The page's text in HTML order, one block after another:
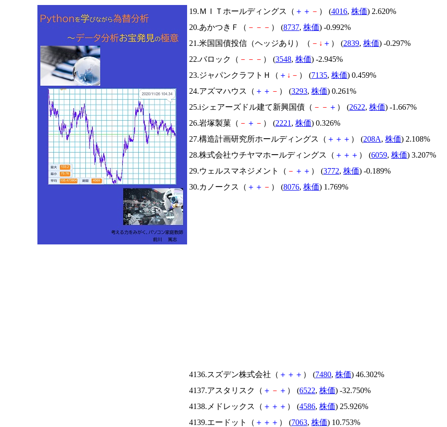
19.ＭＩＴホールディングス（ ＋ ＋ － ） (4016, 株価) 2.620%
20.あかつきＦ（ － － － ） (8737, 株価) -0.992%
21.米国国債投信（ヘッジあり）（ － ↓ ＋ ） (2839, 株価) -0.297%
22.バロック（ － － － ） (3548, 株価) -2.945%
23.ジャパンクラフトＨ（ ＋ ↓ － ） (7135, 株価) 0.459%
24.アズマハウス（ ＋ ＋ － ） (3293, 株価) 0.261%
25.iシェアーズドル建て新興国債（ － － ＋ ） (2622, 株価) -1.667%
26.岩塚製菓（ － ＋ － ） (2221 , 株価) 0.326%
27.構造計画研究所ホールディングス（ ＋ ＋ ＋ ） (208A, 株価) 2.108%
28.株式会社ウチヤマホールディングス（ ＋ ＋ ＋ ） (6059, 株価) 3.207%
29.ウェルスマネジメント（ － ＋ ＋ ） (3772, 株価) -0.189%
30.カノークス（ ＋ ＋ － ） (8076, 株価) 1.769%
4136.スズデン株式会社（ ＋ ＋ ＋ ） (7480, 株価) 46.302%
4137.アスタリスク（ ＋ － ＋ ） (6522, 株価) -32.750%
4138.メドレックス（ ＋ ＋ ＋ ） (4586, 株価) 25.926%
4139.エードット（ ＋ ＋ ＋ ） (7063, 株価) 10.753%